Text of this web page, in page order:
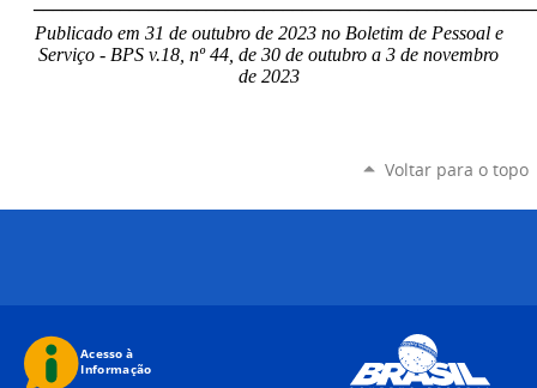
Publicado em 31 de outubro de 2023 no Boletim de Pessoal e
Serviço - BPS v.18, nº 44, de 30 de outubro a 3 de novembro
de 2023
Voltar para o topo